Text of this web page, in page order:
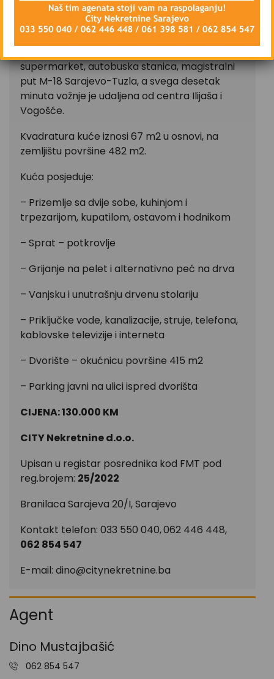
Kuća se nalazi u ulici Nova cesta, naselje
Semizovac, općina Ilijaš. U neposrednoj blizini
iste nalazi se restoran “Kulin dvor”, Osnovna
supermarket, autobuska stanica, magistralni
put M-18 Sarajevo-Tuzla, a svega desetak
minuta vožnje je udaljena od centra Ilijaša i
Vogošće.
Kvadratura kuće iznosi 67 m2 u osnovi, na
zemljištu površine 482 m2.
Kuća posjeduje:
– Prizemlje sa dvije sobe, kuhinjom i
trpezarijom, kupatilom, ostavom i hodnikom
– Sprat – potkrovlje
– Grijanje na pelet i alternativno peć na drva
– Vanjsku i unutrašnju drvenu stolariju
– Priključke vode, kanalizacije, struje, telefona,
kablovske televizije i interneta
– Dvorište – okućnicu površine 415 m2
– Parking javni na ulici ispred dvorišta
CIJENA: 130.000 KM
CITY Nekretnine d.o.o.
Upisan u registar posrednika kod FMT pod
reg.brojem: 25/2022
Branilaca Sarajeva 20/I, Sarajevo
Kontakt telefon: 033 550 040,062 446 448,
062 854 547
E-mail: dino@citynekretnine.ba
Agent
Dino Mustajbašić
062 854 547